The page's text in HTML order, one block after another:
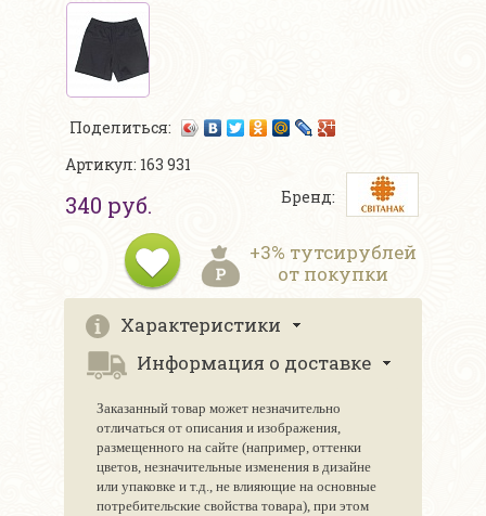
Поделиться:
Артикул: 163 931
340 руб. Бренд:
+3% тутсирублей
от покупки
Характеристики
Информация о доставке
Заказанный товар может незначительно
отличаться от описания и изображения,
размещенного на сайте (например, оттенки
цветов, незначительные изменения в дизайне
или упаковке и т.д., не влияющие на основные
потребительские свойства товара), при этом